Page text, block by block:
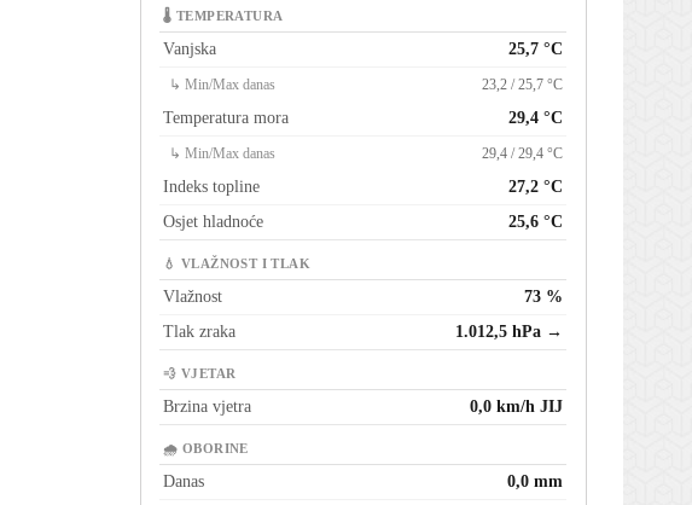
🌡 TEMPERATURA
Vanjska 25,7 °C
↳ Min/Max danas 23,2 / 25,7 °C
Temperatura mora 29,4 °C
↳ Min/Max danas 29,4 / 29,4 °C
Indeks topline
27,2 °C
Osjet hladnoće
25,6 °C
💧 VLAŽNOST I TLAK
Vlažnost
73 %
Tlak zraka
1.012,5 hPa →
💨 VJETAR
Brzina vjetra 0,0 km/h JIJ
🌧 OBORINE
Danas
0,0 mm